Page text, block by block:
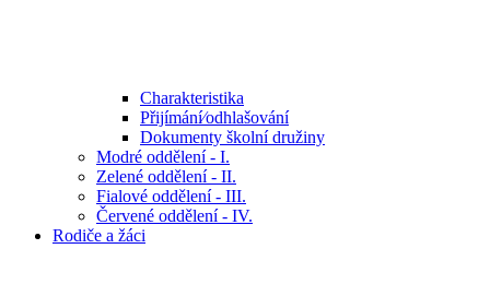
Charakteristika
Přijímání⁄odhlašování
Dokumenty školní družiny
Modré oddělení - I.
Zelené oddělení - II.
Fialové oddělení - III.
Červené oddělení - IV.
Rodiče a žáci